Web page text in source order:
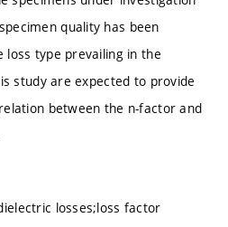
quality has been
loss type prevailing in the
study are expected to provide
between the n-factor and
losses;loss factor